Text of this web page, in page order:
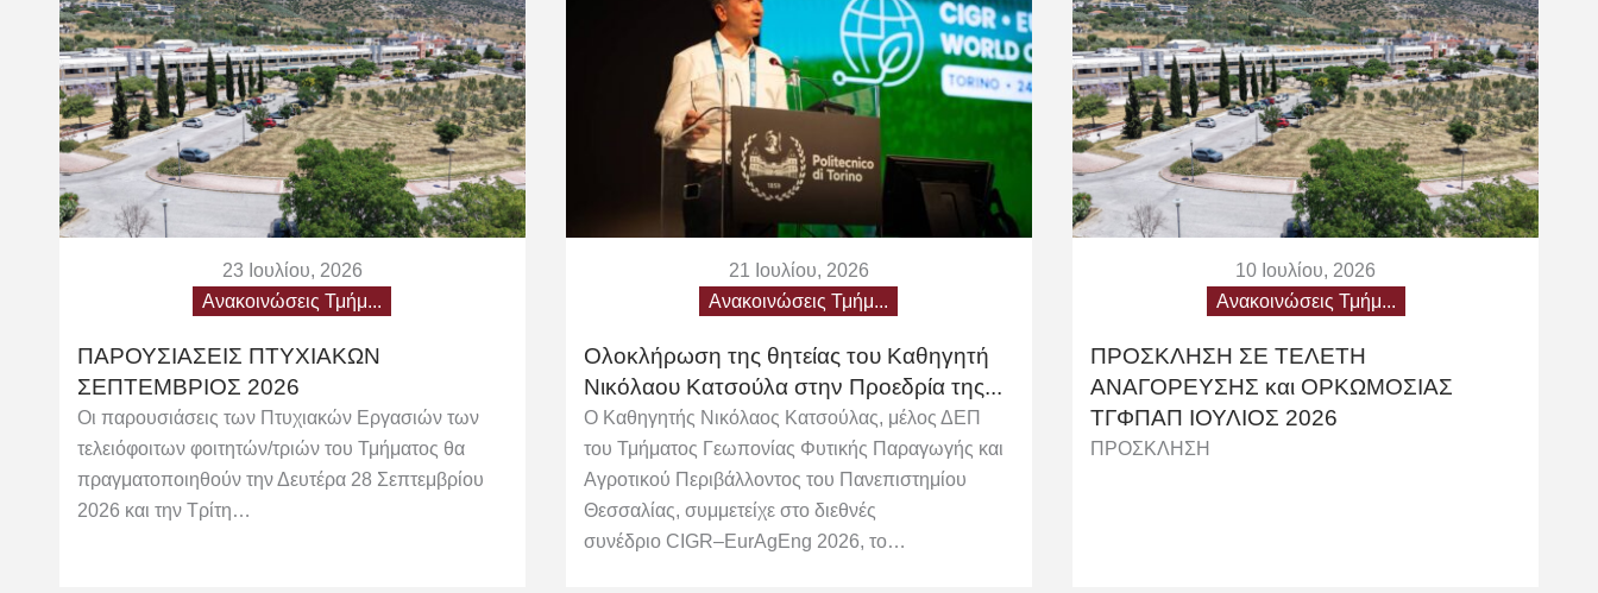
23 Ιουλίου, 2026
Ανακοινώσεις Τμήμ...
ΠΑΡΟΥΣΙΑΣΕΙΣ ΠΤΥΧΙΑΚΩΝ
ΣΕΠΤΕΜΒΡΙΟΣ 2026
Οι παρουσιάσεις των Πτυχιακών Εργασιών των
τελειόφοιτων φοιτητών/τριών του Τμήματος θα
πραγματοποιηθούν την Δευτέρα 28 Σεπτεμβρίου
2026 και την Τρίτη…
21 Ιουλίου, 2026
Ανακοινώσεις Τμήμ...
Ολοκλήρωση της θητείας του Καθηγητή
Νικόλαου Κατσούλα στην Προεδρία της...
Ο Καθηγητής Νικόλαος Κατσούλας, μέλος ΔΕΠ
του Τμήματος Γεωπονίας Φυτικής Παραγωγής και
Αγροτικού Περιβάλλοντος του Πανεπιστημίου
Θεσσαλίας, συμμετείχε στο διεθνές
συνέδριο CIGR–EurAgEng 2026, το…
10 Ιουλίου, 2026
Ανακοινώσεις Τμήμ...
ΠΡΟΣΚΛΗΣΗ ΣΕ ΤΕΛΕΤΗ
AΝΑΓΟΡΕΥΣΗΣ και ΟΡΚΩΜΟΣΙΑΣ
TΓΦΠΑΠ ΙΟΥΛΙΟΣ 2026
ΠΡΟΣΚΛΗΣΗ